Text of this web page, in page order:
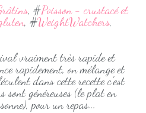
, #Poisson - crustacé et
, #WeightWatchers,
vraiment très rapide et
rapidement, on mélange et
dans cette recette c'est
sont généreuses (le plat en
pour un repas...